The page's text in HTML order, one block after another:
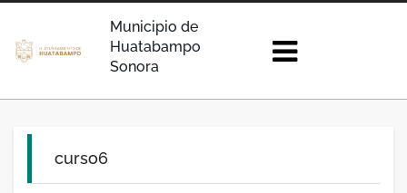
Municipio de
Huatabampo
Sonora
curso6